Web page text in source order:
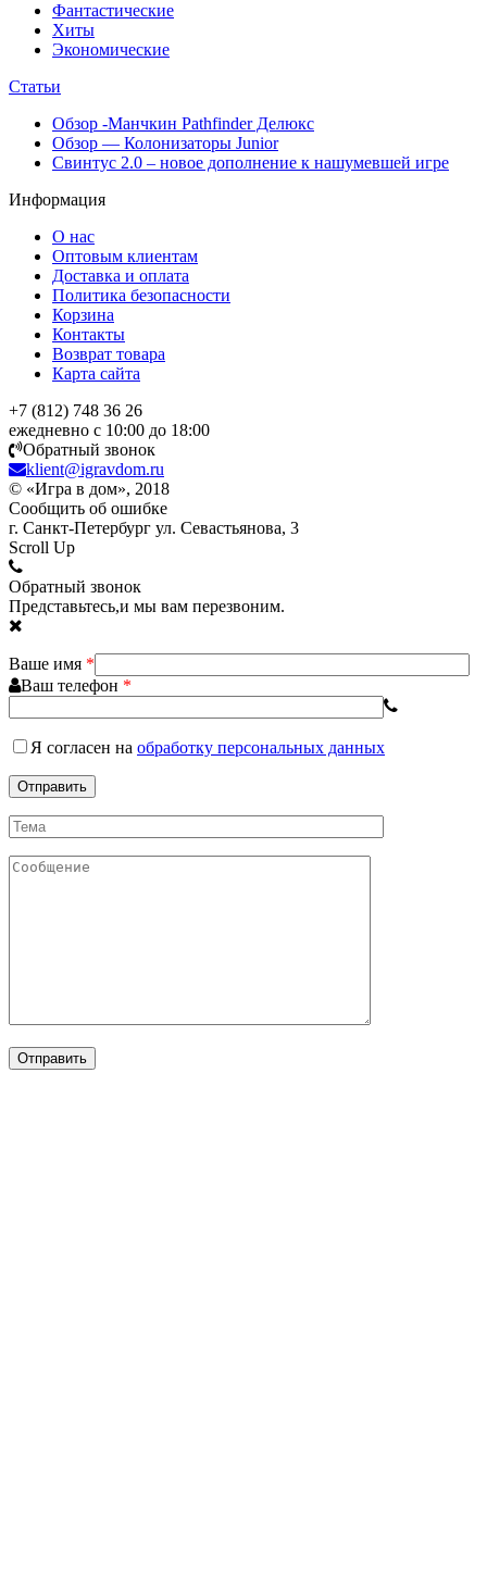
Фантастические
Хиты
Экономические
Статьи
Обзор -Манчкин Pathfinder Делюкс
Обзор — Колонизаторы Junior
Свинтус 2.0 – новое дополнение к нашумевшей игре
Информация
О нас
Оптовым клиентам
Доставка и оплата
Политика безопасности
Корзина
Контакты
Возврат товара
Карта сайта
+7 (812) 748 36 26
ежедневно с 10:00 до 18:00
Обратный звонок
klient@igravdom.ru
© «Игра в дом», 2018
Сообщить об ошибке
г. Санкт-Петербург ул. Севастьянова, 3
Scroll Up
Обратный звонок
Представьтесь,и мы вам перезвоним.
Ваше имя *
Ваш телефон *
Я согласен на обработку персональных данных